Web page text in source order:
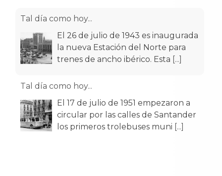
Tal día como hoy...
El 26 de julio de 1943 es inaugurada
la nueva Estación del Norte para
trenes de ancho ibérico. Esta [...]
Tal día como hoy...
El 17 de julio de 1951 empezaron a
circular por las calles de Santander
los primeros trolebuses muni [...]